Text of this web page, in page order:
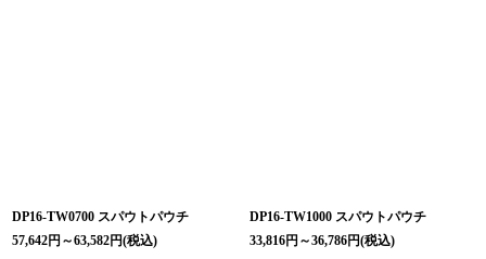
DP16-TW0700 スパウトパウチ
57,642円 ～63,582円(税込)
DP16-TW1000 スパウトパウチ
33,816円 ～36,786円(税込)